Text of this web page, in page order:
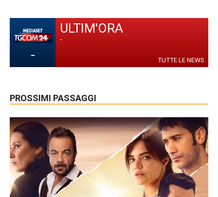
-
ULTIM'ORA
-
TUTTE LE NEWS
PROSSIMI PASSAGGI